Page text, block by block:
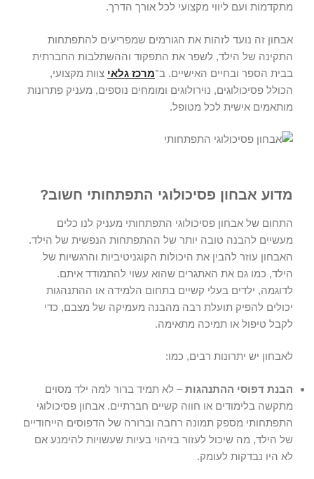
מתקדמות ועם ליווי מקצועי לכל אורך הדרך.
אבחון זה נועד לזהות את הגורמים שמפריעים להתפתחות
התקינה של הילד, לשפר את התפקוד וההשתלבות החברתית
בבית הספר ובחיים האישיים. ב־מרכז גלאי צוות מקצועי,
הכולל פסיכולוגים, נוירולוגים ומומחים נוספים, מעניק פתרונות
מותאמים אישית לכל מטופל.
מדוע אבחון פסיכולוגי התפתחותי חשוב?
התחום של אבחון פסיכולוגי התפתחותי מעניק לנו כלים
מעשיים להבנה טובה יותר של ההתפתחות הנפשית של הילד.
האבחון עוזר להבין את היכולות הקוגניטיביות והרגשיות של
הילד, כמו גם את האתגרים שהוא עשוי להתמודד איתם.
לדוגמה, ילדים בעלי קשיים בתחום הלמידה או ההתנהגות
יכולים להפיק תועלת רבה מהבנה מעמיקה של מצבם, כדי
לקבל טיפול או תמיכה מתאימה.
לאבחון יש יתרונות רבים, כמו:
הבנת דפוסי ההתנהגות– לא תמיד ברור למה ילד מסוים
מתקשה בלימודים או חווה קשיים חברתיים. אבחון פסיכולוגי
התפתחותי מספק תמונה רחבה וברורה של הדפוסים הייחודיים
של הילד, מה שיכול לעזור בזיהוי בעיות שעשויות להימנע אם
לא היו נבדקות לעומק.